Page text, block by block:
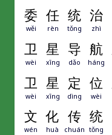
委 任 统 治
wěi rèn tǒng zhì
卫 星 导 航
wèi xīng dǎo háng
卫 星 定 位
wèi xīng dìng wèi
文 化 传 统
wén huà chuán tǒng